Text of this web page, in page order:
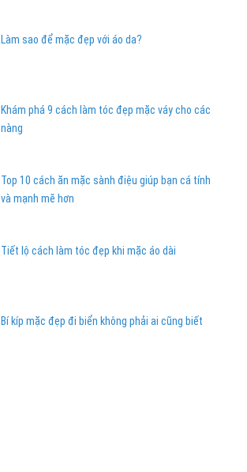
Làm sao để mặc đẹp với áo da?
Khám phá 9 cách làm tóc đẹp mặc váy cho các
nàng
Top 10 cách ăn mặc sành điệu giúp bạn cá tính
và mạnh mẽ hơn
Tiết lộ cách làm tóc đẹp khi mặc áo dài
Bí kíp mặc đẹp đi biển không phải ai cũng biết